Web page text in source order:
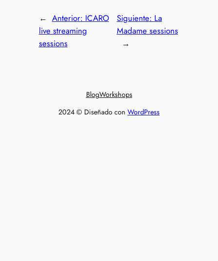
← Anterior: ICARO
live streaming
sessions
Siguiente: La
Madame sessions
→
BlogWorkshops
2024 © Diseñado con WordPress